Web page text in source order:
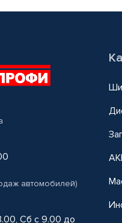
автомобилей)
Сб с 9.00 до